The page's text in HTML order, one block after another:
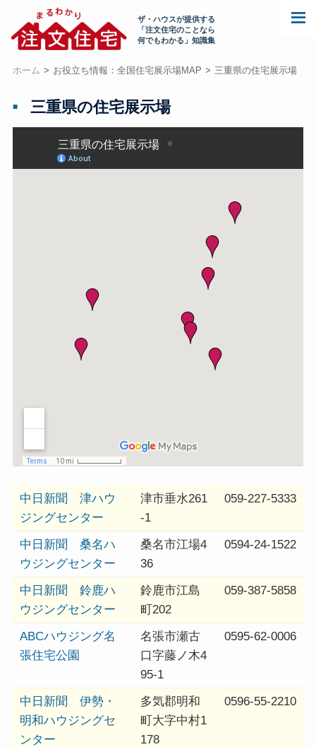
ザ・ハウスが提供する
「注文住宅のことなら
何でもわかる」知識集
ホーム お役立ち情報：全国住宅展示場MAP 三重県の住宅展示場
三重県の住宅展示場
中日新聞 津ハウ
ジングセンター
津市垂水261
-1
059-227-5333
中日新聞 桑名ハ
ウジングセンター
桑名市江場4
36
0594-24-1522
中日新聞 鈴鹿ハ
ウジングセンター
鈴鹿市江島
町202
059-387-5858
ABCハウジング名
張住宅公園
名張市瀬古
口字藤ノ木4
95-1
0595-62-0006
中日新聞 伊勢・
明和ハウジングセ
ンター
多気郡明和
町大字中村1
178
0596-55-2210